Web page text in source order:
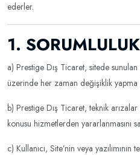
ederler.
1.
a) Prestige Dış Ticaret, sitede
üzerinde her zaman değişiklik yapma
b) Prestige Dış Ticaret, teknik
konusu hizmetlerden yararlanmasını
c) Kullanıcı, Site’nin veya